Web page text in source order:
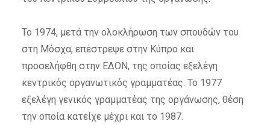
Το 1974, μετά την ολοκλήρωση των σπουδών του
στη Μόσχα, επέστρεψε στην Κύπρο και
προσελήφθη στην ΕΔΟΝ, της οποίας εξελέγη
κεντρικός οργανωτικός γραμματέας. Το 1977
εξελέγη γενικός γραμματέας της οργάνωσης, θέση
την οποία κατείχε μέχρι και το 1987.